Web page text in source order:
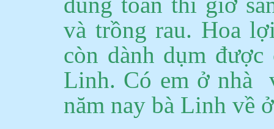
và trồng rau. Hoa
còn dành dụm
Linh. Có em ở nhà
năm nay bà Linh về